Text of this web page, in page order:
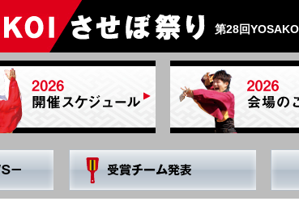
第28回